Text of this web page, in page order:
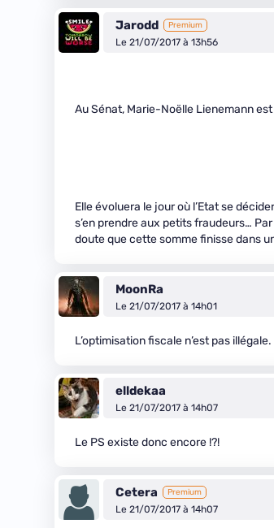
Jarodd Premium
Le 21/07/2017 à 13h56
Au Sénat, Marie-Noëlle Lienemann est
Elle évoluera le jour où l’Etat se
s’en prendre aux petits fraudeurs…
doute que cette somme finisse dans
MoonRa
Le 21/07/2017 à 14h01
L’optimisation fiscale n’est pas
elldekaa
Le 21/07/2017 à 14h07
Le PS existe donc encore !?!
Cetera Premium
Le 21/07/2017 à 14h07